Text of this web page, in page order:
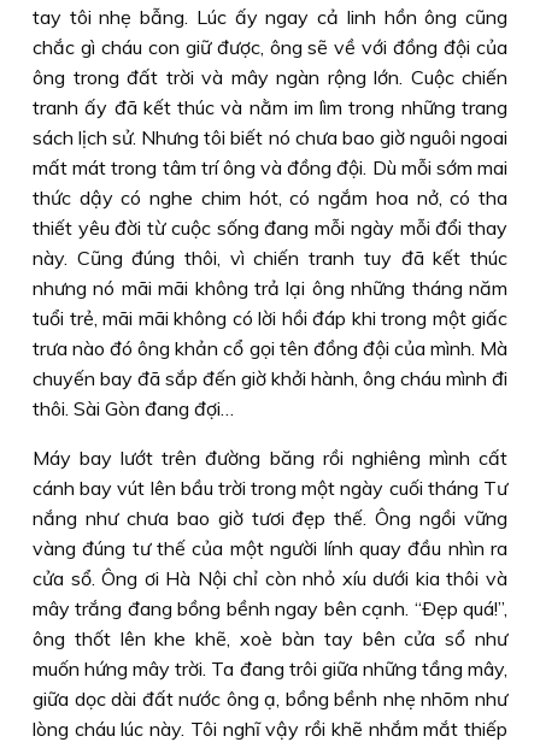
tay tôi nhẹ bẫng. Lúc ấy ngay cả linh hồn ông cũng
chắc gì cháu con giữ được, ông sẽ về với đồng đội của
ông trong đất trời và mây ngàn rộng lớn. Cuộc chiến
tranh ấy đã kết thúc và nằm im lìm trong những trang
sách lịch sử. Nhưng tôi biết nó chưa bao giờ nguôi ngoai
mất mát trong tâm trí ông và đồng đội. Dù mỗi sớm mai
thức dậy có nghe chim hót, có ngắm hoa nở, có tha
thiết yêu đời từ cuộc sống đang mỗi ngày mỗi đổi thay
này. Cũng đúng thôi, vì chiến tranh tuy đã kết thúc
nhưng nó mãi mãi không trả lại ông những tháng năm
tuổi trẻ, mãi mãi không có lời hồi đáp khi trong một giấc
trưa nào đó ông khản cổ gọi tên đồng đội của mình. Mà
chuyến bay đã sắp đến giờ khởi hành, ông cháu mình đi
thôi. Sài Gòn đang đợi…
Máy bay lướt trên đường băng rồi nghiêng mình cất
cánh bay vút lên bầu trời trong một ngày cuối tháng Tư
nắng như chưa bao giờ tươi đẹp thế. Ông ngồi vững
vàng đúng tư thế của một người lính quay đầu nhìn ra
cửa sổ. Ông ơi Hà Nội chỉ còn nhỏ xíu dưới kia thôi và
mây trắng đang bồng bềnh ngay bên cạnh. “Ðẹp quá!”,
ông thốt lên khe khẽ, xoè bàn tay bên cửa sổ như
muốn hứng mây trời. Ta đang trôi giữa những tầng mây,
giữa dọc dài đất nước ông ạ, bồng bềnh nhẹ nhõm như
lòng cháu lúc này. Tôi nghĩ vậy rồi khẽ nhắm mắt thiếp